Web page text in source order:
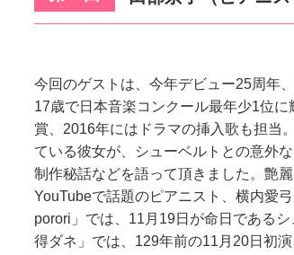
今回のゲストは、今年デビュー25周年
17歳で日本音楽コンクール最年少1位
賞、2016年にはドラマの挿入歌も担当
ている彼女が、シューベルトとの意外
制作秘話などを語って頂きました。艶
YouTubeで話題のピアニスト、横内愛
porori」では、11月19日が命日である
得ダネ」では、129年前の11月20日初